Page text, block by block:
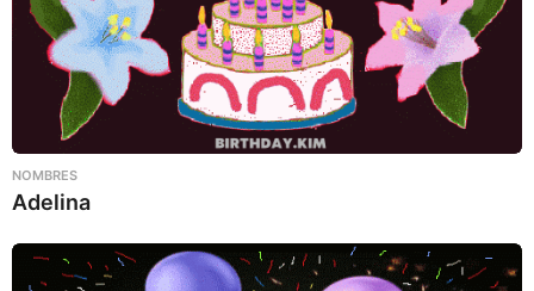
NOMBRES
Adelina